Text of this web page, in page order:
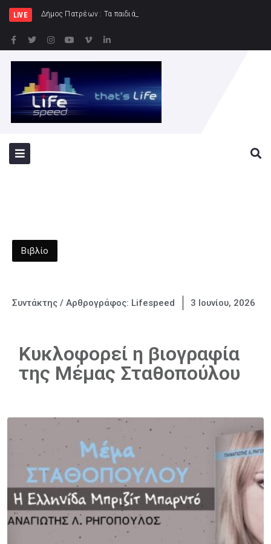
LIVE Δήμος Πατρέων : Τα παιδιά των Ημερήσιων Παιδικών Κ
Βιβλίο
Συντάκτης / Αρθρογράφος: Lifespeed 3 Ιουνίου, 2026
Κυκλοφορεί η βιογραφία
της Μέμας Σταθοπούλου